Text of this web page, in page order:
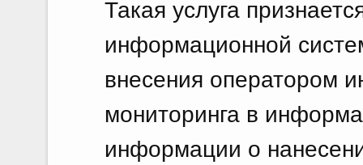
Такая услуга
информационной
внесения оператором
мониторинга в
информации о